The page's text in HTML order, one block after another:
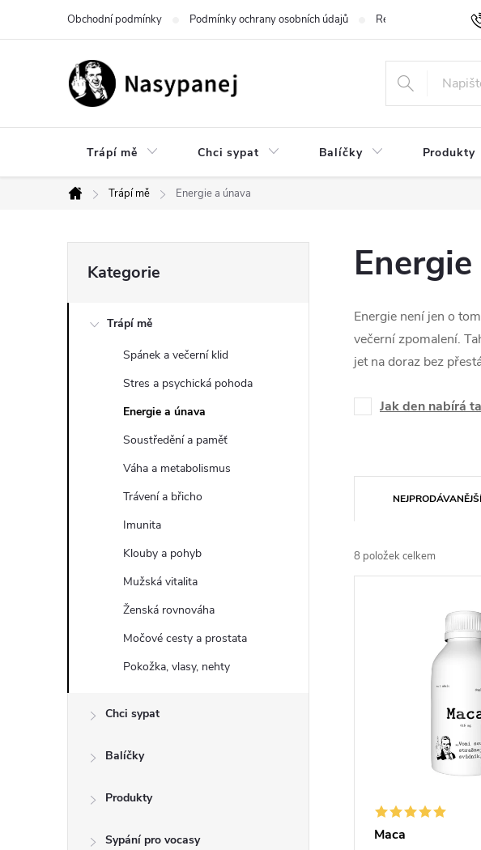
Obchodní podmínky Podmínky ochrany osobních údajů Reklamace a vrácení
Trápí mě Chci sypat Balíčky Produkty
Domů
Trápí mě Energie a únava
o
n
kategorie
Kategorie
Trápí mě
Spánek a večerní klid
Stres a psychická pohoda
Energie a únava
Soustředění a paměť
Váha a metabolismus
Trávení a břicho
Imunita
Klouby a pohyb
Mužská vitalita
Ženská rovnováha
Močové cesty a prostata
Pokožka, vlasy, nehty
Chci sypat
Balíčky
Produkty
Sypání pro vocasy
Energie není jen o
večerní zpomalení.
jet na doraz bez
Jak den nabírá
a
z
NEJPRODÁVANĚJŠÍ
8 položek celkem
Maca